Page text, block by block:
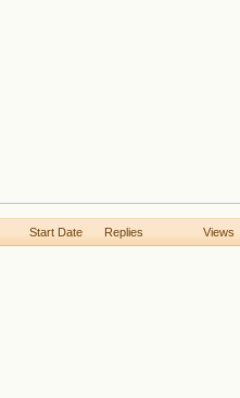
Start Date Replies Views